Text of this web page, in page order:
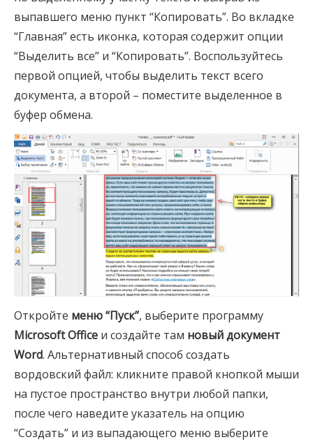
выпавшего меню пункт “Копировать”. Во вкладке
“Главная” есть иконка, которая содержит опции
“Выделить все” и “Копировать”. Воспользуйтесь
первой опцией, чтобы выделить текст всего
документа, а второй – поместите выделенное в
буфер обмена.
Откройте меню “Пуск”, выберите программу
Microsoft Office и создайте там новый документ
Word. Альтернативный способ создать
вордовский файл: кликните правой кнопкой мыши
на пустое пространство внутри любой папки,
после чего наведите указатель на опцию
“Создать” и из выпадающего меню выберите